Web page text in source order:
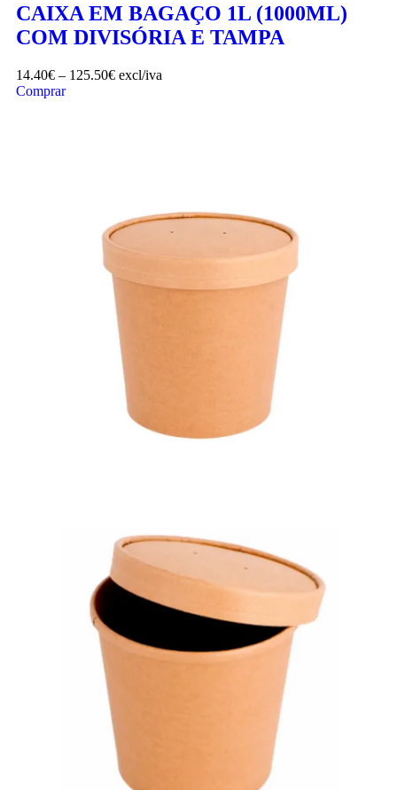
CAIXA EM BAGAÇO 1L (1000ML)
COM DIVISÓRIA E TAMPA
14.40€ – 125.50€ excl/iva
Comprar